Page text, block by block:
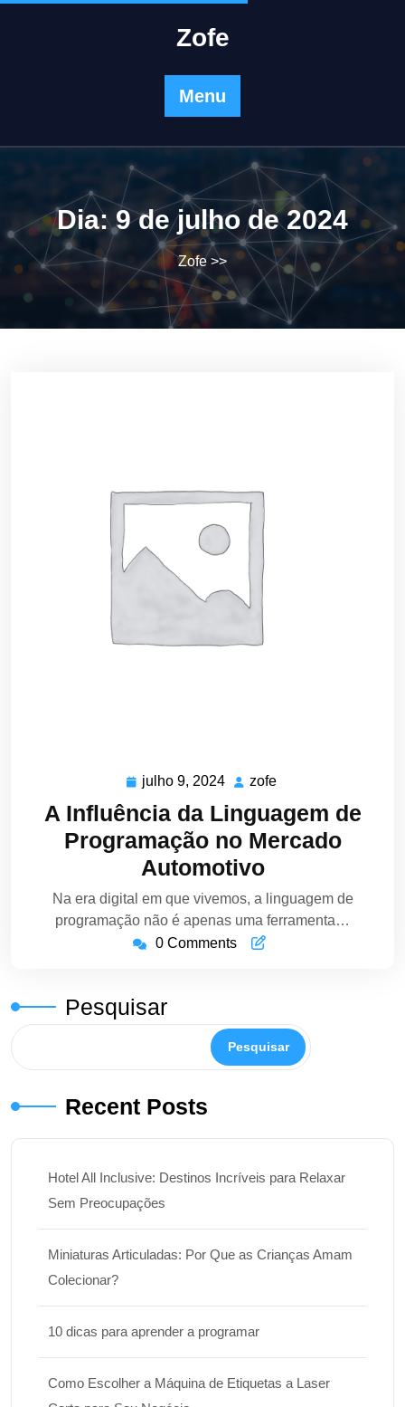
Zofe
Menu
Dia:9 de julho de 2024
Zofe >>
julho 9, 2024 julho
9,
2024
zofe
A Influência da Linguagem de
Programação no Mercado
Automotivo
Na era digital em que vivemos, a linguagem de
programação não é apenas uma ferramenta…
0 Comments
Pesquisar
Pesquisar
Recent Posts
Hotel All Inclusive: Destinos Incríveis para Relaxar
Sem Preocupações
Miniaturas Articuladas: Por Que as Crianças Amam
Colecionar?
10 dicas para aprender a programar
Como Escolher a Máquina de Etiquetas a Laser